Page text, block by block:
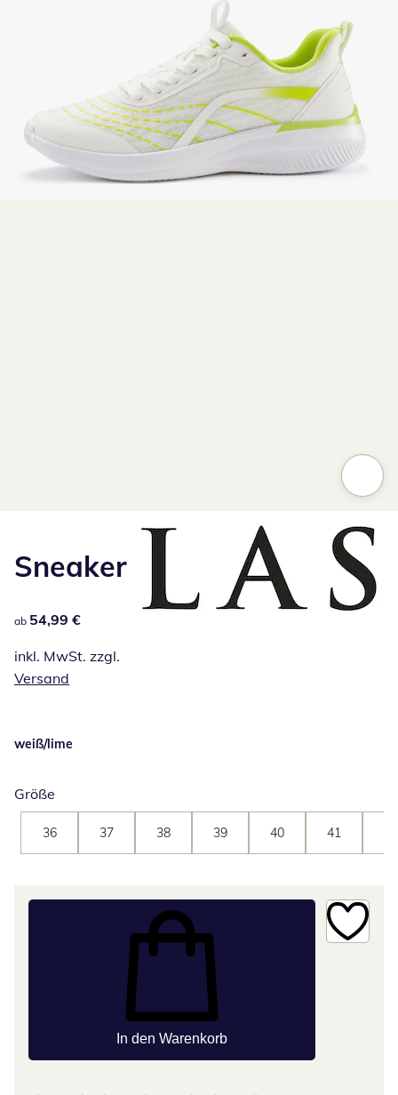
Sneaker
54,99 €
ab 54,99 €
inkl. MwSt. zzgl.
Versand
weiß/lime
Größe
36 37 38 39 40 41
In den Warenkorb